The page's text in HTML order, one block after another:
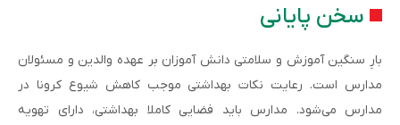
سخن پایانی
بارِ سنگین آموزش و سلامتی دانش آموزان بر عهده والدین و مسئولان
مدارس است. رعایت نکات بهداشتی موجب کاهش شیوع کرونا در
مدارس می‌شود. مدارس باید فضایی کاملا بهداشتی، دارای تهویه